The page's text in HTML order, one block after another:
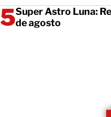
Super Astro Luna:
de agosto